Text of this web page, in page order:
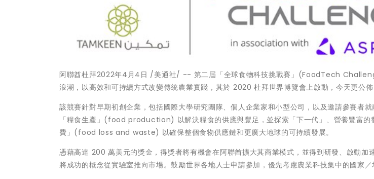
阿聯酋杜拜2022年4月4日 /美通社/ -- 第二屆「全球食物科技挑戰賽」(FoodTech
浪潮，以高效和可持續方式改變傳統農業實踐，其於 2020 杜拜世界博覽會上啟動，今天更公
該競賽針對早期初創企業，包括國際大學研究團隊、個人企業家和小型公司，以及邀請參賽者就
「糧食生產」(food production) 以解決糧食的供應與豐足，並探索「下一代」、營養豐富的
費」(food loss and waste) 以確保整個食物供應鏈和更廣大地球的可持續發展。
憑藉高達 200 萬美元的獎金，得獎者將有機會在阿聯酋擴大其商業模式，並得到研發、啟動加
將成功的概念從實驗室推向市場。鼓勵世界各地人士申請參加，優先考慮農業科技集中的國家／